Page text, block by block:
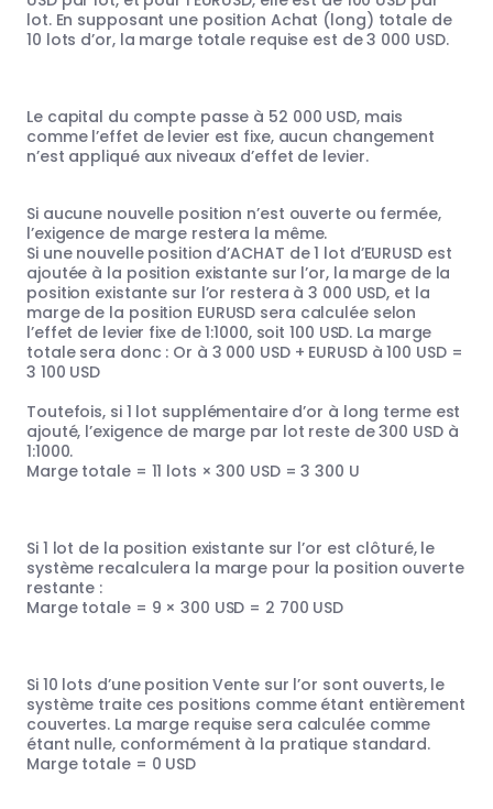
lot. En supposant une position Achat (long) totale de
10 lots d’or, la marge totale requise est de 3 000 USD.
Le capital du compte passe à 52 000 USD, mais
comme l’effet de levier est fixe, aucun changement
n’est appliqué aux niveaux d’effet de levier.
Si aucune nouvelle position n’est ouverte ou fermée,
l’exigence de marge restera la même.
Si une nouvelle position d’ACHAT de 1 lot d’EURUSD est
ajoutée à la position existante sur l’or, la marge de la
position existante sur l’or restera à 3 000 USD, et la
marge de la position EURUSD sera calculée selon
l’effet de levier fixe de 1:1000, soit 100 USD. La marge
totale sera donc : Or à 3 000 USD + EURUSD à 100 USD =
3 100 USD
Toutefois, si 1 lot supplémentaire d’or à long terme est
ajouté, l’exigence de marge par lot reste de 300 USD à
1:1000.
Marge totale = 11 lots × 300 USD = 3 300 U
Si 1 lot de la position existante sur l’or est clôturé, le
système recalculera la marge pour la position ouverte
restante :
Marge totale = 9 × 300 USD = 2 700 USD
Si 10 lots d’une position Vente sur l’or sont ouverts, le
système traite ces positions comme étant entièrement
couvertes. La marge requise sera calculée comme
étant nulle, conformément à la pratique standard.
Marge totale = 0 USD